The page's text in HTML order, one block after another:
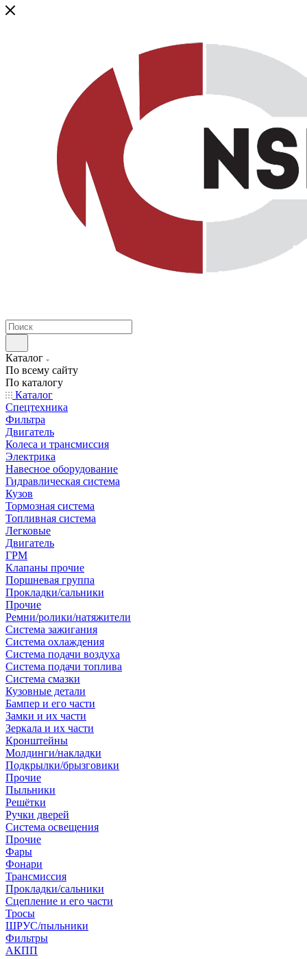
Каталог
По всему сайту
По каталогу
Каталог
Спецтехника
Фильтра
Двигатель
Колеса и трансмиссия
Электрика
Навесное оборудование
Гидравлическая система
Кузов
Тормозная система
Топливная система
Легковые
Двигатель
ГРМ
Клапаны прочие
Поршневая группа
Прокладки/сальники
Прочие
Ремни/ролики/натяжители
Система зажигания
Система охлаждения
Система подачи воздуха
Система подачи топлива
Система смазки
Кузовные детали
Бампер и его части
Замки и их части
Зеркала и их части
Кронштейны
Молдинги/накладки
Подкрылки/брызговики
Прочие
Пыльники
Решётки
Ручки дверей
Система освещения
Прочие
Фары
Фонари
Трансмиссия
Прокладки/сальники
Сцепление и его части
Тросы
ШРУС/пыльники
Фильтры
АКПП